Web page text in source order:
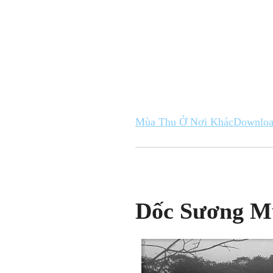
Mùa Thu Ở Nơi Khác
Dốc Sương